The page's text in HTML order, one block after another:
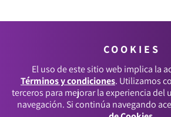
COOKIES
El uso de este sitio web implica la
Términos y condiciones. Utilizamos
terceros para mejorar la experiencia del
navegación. Si continúa navegando